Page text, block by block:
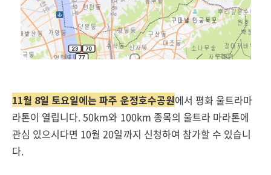
11월 8일 토요일에는 파주 운정호수공원에서 평화 울트라마
라톤이 열립니다. 50km와 100km 종목의 울트라 마라톤에
관심 있으시다면 10월 20일까지 신청하여 참가할 수 있습니
다.